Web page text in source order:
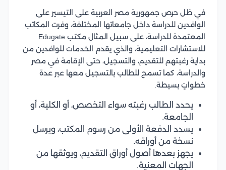
في ظل حرص جمهورية مصر العربية على التيسير على
الوافدين للدراسة داخل جامعاتها المختلفة، وفرت المكاتب
المعتمدة للدراسة، على سبيل المثال مكتب Edugate
للاستشارات التعليمية، والذي يقدم الخدمات للوافدين من
بداية رغبتهم للتقديم، والتسجيل، حتى الإقامة في مصر
والدراسة، كما تسمح للطالب بالتسجيل معها عبر عدة
خطواتٍ بسيطة.
يحدد الطالب رغبته سواء التخصص، أو الكلية، أو
الجامعة.
يسدد الدفعة الأولى من رسوم المكتب، ويرسل
نسخة من أوراقه.
يجهز بعدها أصول أوراق التقديم، ويوثقها من
الجهات المعنية.